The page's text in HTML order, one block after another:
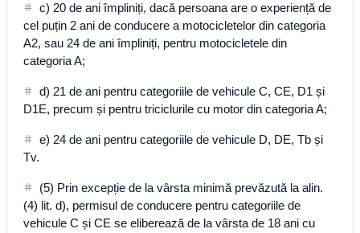
c) 20 de ani împliniți, dacă persoana are o experiență de
cel puțin 2 ani de conducere a motocicletelor din categoria
A2, sau 24 de ani împliniți, pentru motocicletele din
categoria A;
d) 21 de ani pentru categoriile de vehicule C, CE, D1 și
D1E, precum și pentru triciclurile cu motor din categoria A;
e) 24 de ani pentru categoriile de vehicule D, DE, Tb și
Tv.
(5) Prin excepție de la vârsta minimă prevăzută la alin.
(4) lit. d), permisul de conducere pentru categoriile de
vehicule C și CE se eliberează de la vârsta de 18 ani cu